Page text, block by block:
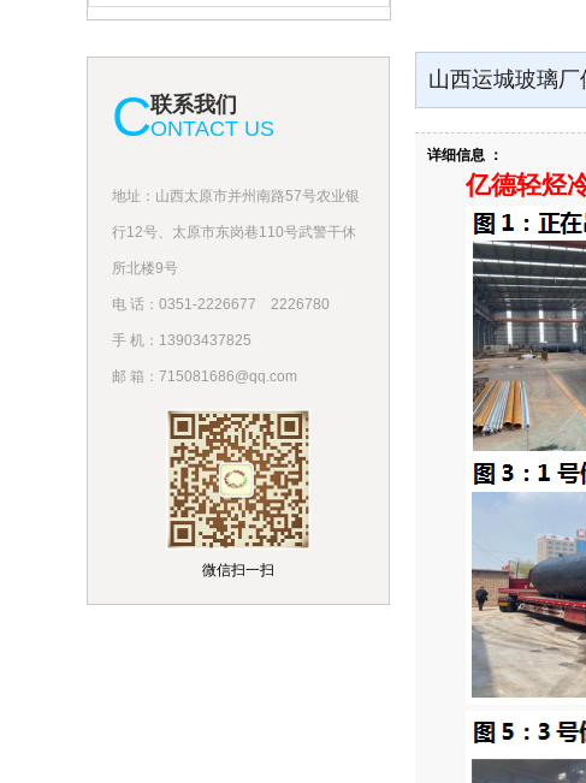
C联系我们
ONTACT US
地址：山西太原市并州南路57号农业银
行12号、太原市东岗巷110号武警干休
所北楼9号
电 话：0351-2226677 2226780
手 机：13903437825
邮 箱：715081686@qq.com
微信扫一扫
山西运城玻璃厂
详细信息 ：
亿德轻烃